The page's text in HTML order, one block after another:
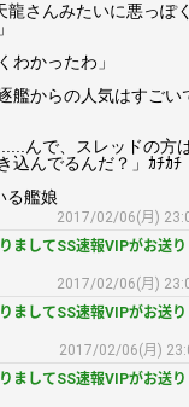
龍さんみたいに悪っぽ
わかったわ」
艦からの人気はすごい
んで、スレッドの方
込んでるんだ？」ｶﾁｶﾁ
る艦娘
2017/02/06(月)
ましてSS速報VIPがお送
2017/02/06(月)
ましてSS速報VIPがお送
2017/02/06(月)
ましてSS速報VIPがお送